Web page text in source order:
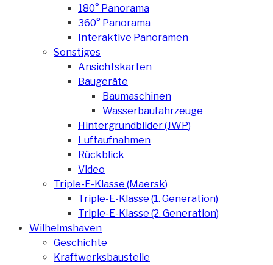
180° Panorama
360° Panorama
Interaktive Panoramen
Sonstiges
Ansichtskarten
Baugeräte
Baumaschinen
Wasserbaufahrzeuge
Hintergrundbilder (JWP)
Luftaufnahmen
Rückblick
Video
Triple-E-Klasse (Maersk)
Triple-E-Klasse (1. Generation)
Triple-E-Klasse (2. Generation)
Wilhelmshaven
Geschichte
Kraftwerksbaustelle